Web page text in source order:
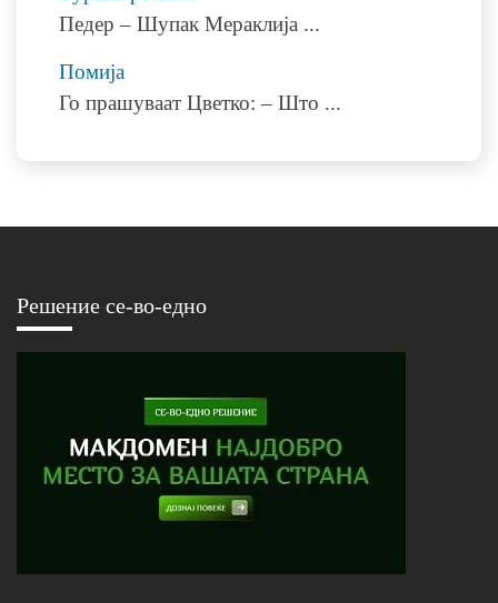
Педер – Шупак Мераклија ...
Помија
Го прашуваат Цветко: – Што ...
Решение се-во-едно